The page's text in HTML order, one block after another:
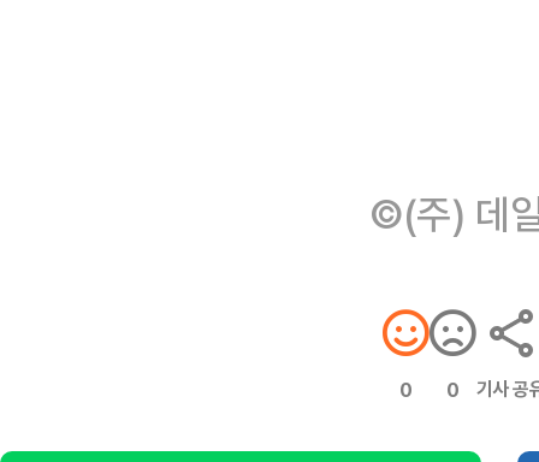
©(주) 데
0 0 기사 공